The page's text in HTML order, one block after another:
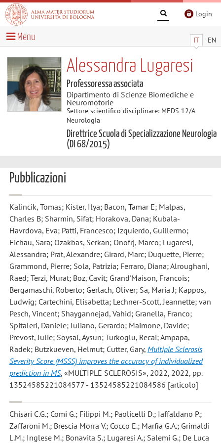
Login
IT EN
Menu
Alessandra Lugaresi
Professoressa associata
Dipartimento di Scienze Biomediche e
Neuromotorie
Settore scientifico disciplinare: MEDS-12/A
Neurologia
Direttrice Scuola di Specializzazione Neurologia
(DI 68/2015)
Pubblicazioni
Kalincik, Tomas; Kister, Ilya; Bacon, Tamar E; Malpas,
Charles B; Sharmin, Sifat; Horakova, Dana; Kubala-
Havrdova, Eva; Patti, Francesco; Izquierdo, Guillermo;
Eichau, Sara; Ozakbas, Serkan; Onofrj, Marco; Lugaresi,
Alessandra; Prat, Alexandre; Girard, Marc; Duquette, Pierre;
Grammond, Pierre; Sola, Patrizia; Ferraro, Diana; Alroughani,
Raed; Terzi, Murat; Boz, Cavit; Grand'Maison, Francois;
Bergamaschi, Roberto; Gerlach, Oliver; Sa, Maria J; Kappos,
Ludwig; Cartechini, Elisabetta; Lechner-Scott, Jeannette; van
Pesch, Vincent; Shaygannejad, Vahid; Granella, Franco;
Spitaleri, Daniele; Iuliano, Gerardo; Maimone, Davide;
Prevost, Julie; Soysal, Aysun; Turkoglu, Recai; Ampapa,
Radek; Butzkueven, Helmut; Cutter, Gary, Multiple Sclerosis
Severity Score (MSSS) improves the accuracy of individualized
prediction in MS, «MULTIPLE SCLEROSIS», 2022, 2022, pp.
13524585221084577 - 13524585221084586 [articolo]
Chisari C.G.; Comi G.; Filippi M.; Paolicelli D.; Iaffaldano P.;
Zaffaroni M.; Brescia Morra V.; Cocco E.; Marfia G.A.; Grimaldi
L.M.; Inglese M.; Bonavita S.; Lugaresi A.; Salemi G.; De Luca